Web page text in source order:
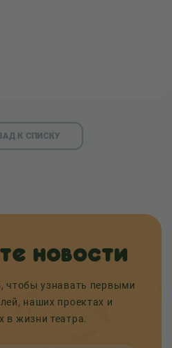
К СПИСКУ
новости
чтобы узнавать первыми
наших проектах и
в жизни театра.